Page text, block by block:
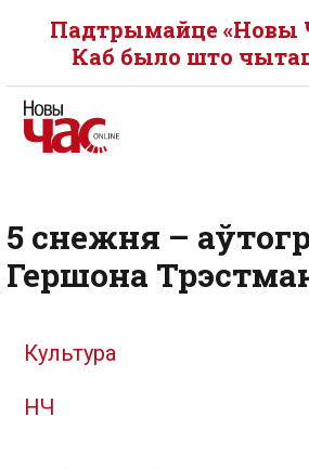
Падтрымайце «Новы
Каб было што
5 снежня –
Гершона
Культура
НЧ